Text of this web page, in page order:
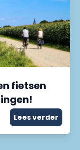
fietsen
Lees verder